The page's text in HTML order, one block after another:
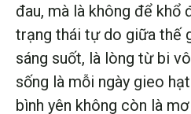
đau, mà là không để khổ
trạng thái tự do giữa thế
sáng suốt, là lòng từ bi
sống là mỗi ngày gieo
bình yên không còn là